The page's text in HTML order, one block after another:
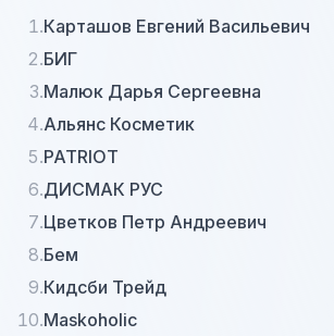
1.Карташов Евгений Васильевич
2.БИГ
3.Малюк Дарья Сергеевна
4.Альянс Косметик
5.PATRIOT
6.ДИСМАК РУС
7.Цветков Петр Андреевич
8.Бем
9.Кидсби Трейд
10.Maskoholic